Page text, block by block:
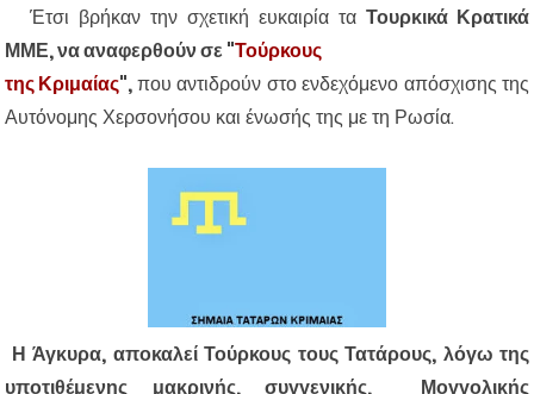
Έτσι βρήκαν την σχετική ευκαιρία τα Τουρκικά Κρατικά
ΜΜΕ, να αναφερθούν σε "Τούρκους
της Κριμαίας",που αντιδρούν στο ενδεχόμενο απόσχισης της
Αυτόνομης Χερσονήσου και ένωσής της με τη Ρωσία.
Η Άγκυρα, αποκαλεί Τούρκους τους Τατάρους, λόγω της
υποτιθέμενης μακρινής, συγγενικής, Μογγολικής